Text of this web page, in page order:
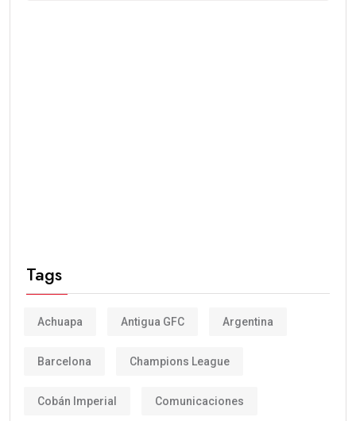
Tags
Achuapa Antigua GFC Argentina
Barcelona Champions League
Cobán Imperial Comunicaciones